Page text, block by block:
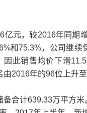
，较2016年同期
和75.3%，公司继
此销售均价下滑
2016年的96位上升至
计639.33万平方米